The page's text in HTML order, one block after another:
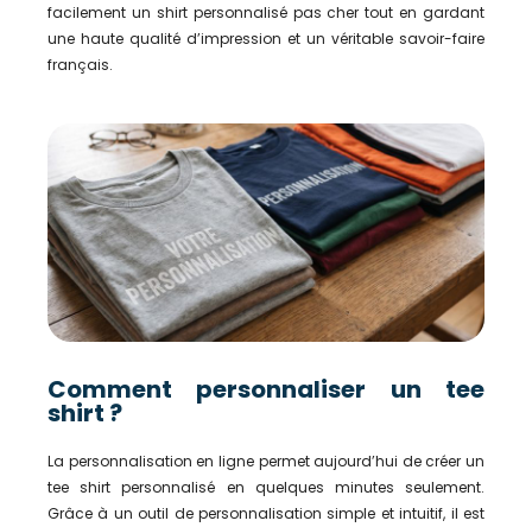
facilement un shirt personnalisé pas cher tout en gardant
une haute qualité d’impression et un véritable savoir-faire
français.
Comment personnaliser un tee
shirt ?
La personnalisation en ligne permet aujourd’hui de créer un
tee shirt personnalisé en quelques minutes seulement.
Grâce à un outil de personnalisation simple et intuitif, il est